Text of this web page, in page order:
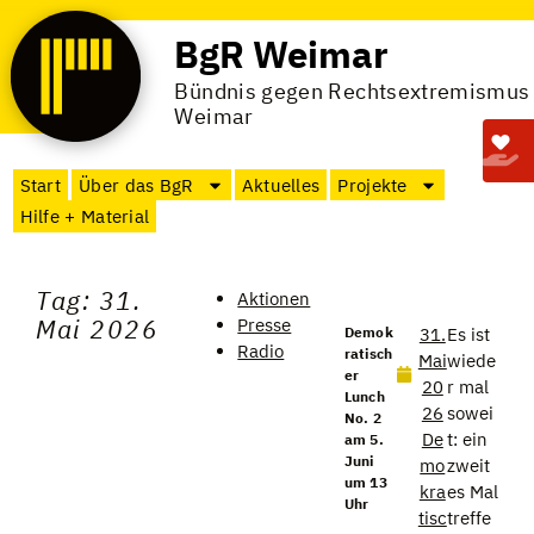
BgR Weimar
Bündnis gegen Rechtsextremismus
Weimar
Start Über das BgR Aktuelles
Projekte
Hilfe + Material
Tag: 31.
Mai 2026
Aktionen
Presse
Radio
Demok
ratisch
er
Lunch
No. 2
am 5.
Juni
um 13
Uhr
31.
Mai
20
26
De
mo
kra
tisc
Es ist
wiede
r mal
sowei
t: ein
zweit
es Mal
treffe